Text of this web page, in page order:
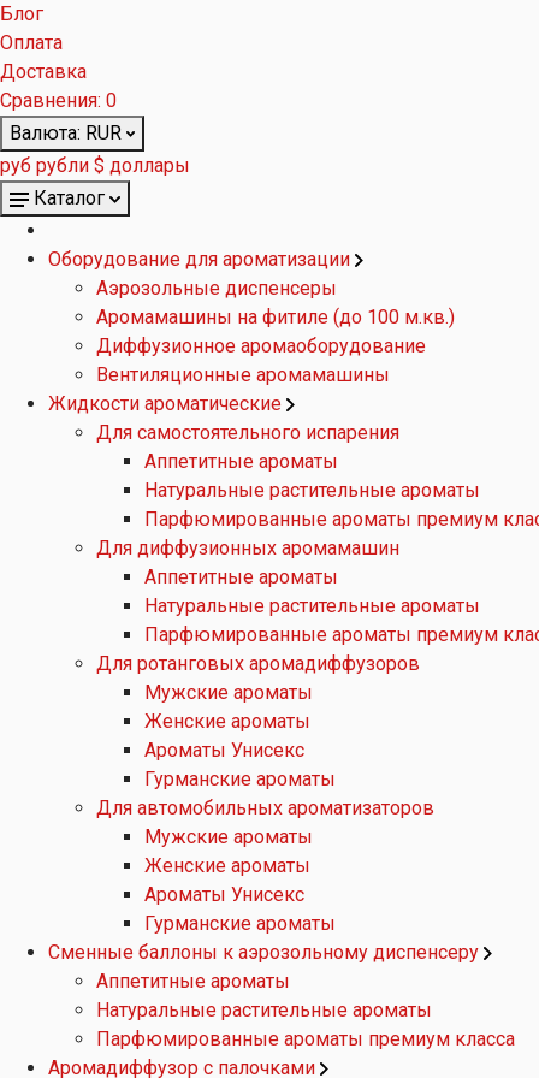
Блог
Оплата
Доставка
Сравнения: 0
Валюта: RUR
руб рубли $ доллары
Каталог
Оборудование для ароматизации
Аэрозольные диспенсеры
Аромамашины на фитиле (до 100 м.кв.)
Диффузионное аромаоборудование
Вентиляционные аромамашины
Жидкости ароматические
Для самостоятельного испарения
Аппетитные ароматы
Натуральные растительные ароматы
Парфюмированные ароматы премиум
Для диффузионных аромамашин
Аппетитные ароматы
Натуральные растительные ароматы
Парфюмированные ароматы премиум
Для ротанговых аромадиффузоров
Мужские ароматы
Женские ароматы
Ароматы Унисекс
Гурманские ароматы
Для автомобильных ароматизаторов
Мужские ароматы
Женские ароматы
Ароматы Унисекс
Гурманские ароматы
Сменные баллоны к аэрозольному диспенсеру
Аппетитные ароматы
Натуральные растительные ароматы
Парфюмированные ароматы премиум класса
Аромадиффузор с палочками